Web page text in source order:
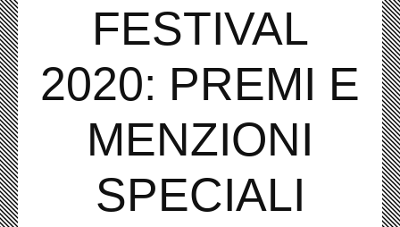
FESTIVAL
2020: PREMI E
MENZIONI
SPECIALI